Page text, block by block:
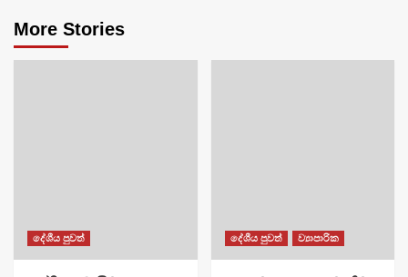
More Stories
දේශීය පුවත් දේශීය පුවත් ව්‍යාපාරික